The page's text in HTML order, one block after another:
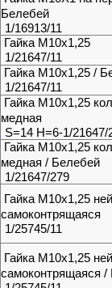
Белебей
1/16913/11
Гайка М10х1,25
1/21647/11
Гайка М10х1,25 /
1/21647/11
Гайка М10х1,25
медная
S=14 H=6-1/21647/
Гайка М10х1,25
медная / Белебей
1/21647/279
Гайка М10х1,25
самоконтрящаяся
1/25745/11
Гайка М10х1,25
самоконтрящаяся /